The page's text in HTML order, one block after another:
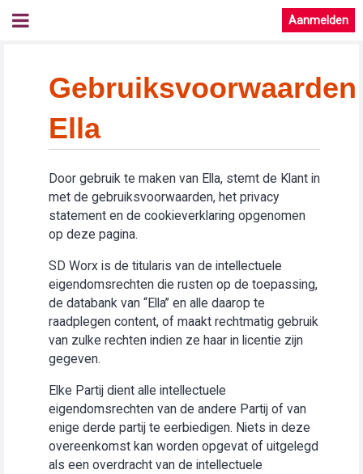
Aanmelden
Gebruiksvoorwaarden
Ella
Door gebruik te maken van Ella, stemt de Klant in
met de gebruiksvoorwaarden, het privacy
statement en de cookieverklaring opgenomen
op deze pagina.
SD Worx is de titularis van de intellectuele
eigendomsrechten die rusten op de toepassing,
de databank van “Ella” en alle daarop te
raadplegen content, of maakt rechtmatig gebruik
van zulke rechten indien ze haar in licentie zijn
gegeven.
Elke Partij dient alle intellectuele
eigendomsrechten van de andere Partij of van
enige derde partij te eerbiedigen. Niets in deze
overeenkomst kan worden opgevat of uitgelegd
als een overdracht van de intellectuele